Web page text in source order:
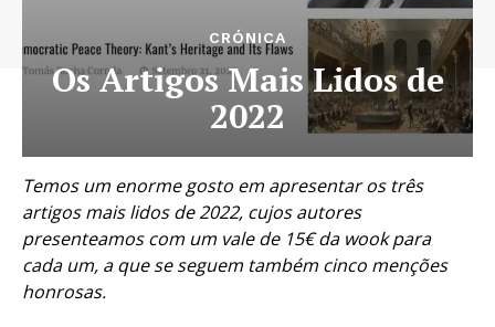
CRÓNICA
Os Artigos Mais Lidos de
2022
Temos um enorme gosto em apresentar os três
artigos mais lidos de 2022, cujos autores
presenteamos com um vale de 15€ da wook para
cada um, a que se seguem também cinco menções
honrosas.